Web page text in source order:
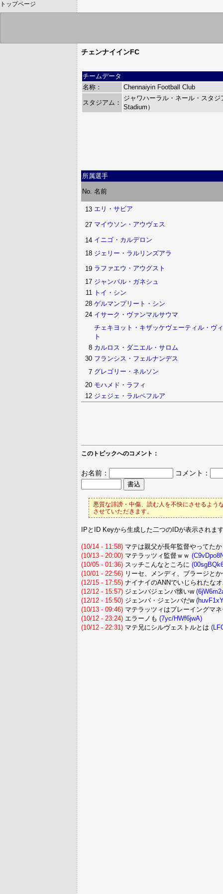
トップページ
チェンナイインFC
チームデータ
名称：
Chennaiyin Football Club
スタジアム：
ジャワハーラル・ネール・スタジ
Stadium）
所属選手
No. 名前
13 エリ・サビア
27 マイウソン・アウヴェス
14 イニゴ・カルデロン
18 ジェリー・ラルリンズアラ
19 ラファエウ・アウグスト
17 ジャンパル・ガネシュ
11 トイ・シン
28 ゲルマンプリート・シン
24 イサーク・ヴァンマルサウマ
チェキヨット・キザッケヴェーティル・ヴ
ト
8 カルロス・ダニエル・サロム
30 フランシス・フェルナンデス
7 グレゴリー・ネルソン
20 モハメド・ラフィ
12 ジェジェ・ラルペフルア
このトピックへのコメント：
お名前： コメント：
悪質な誹謗・中傷、読む人を不快にさせるよう
させていただきます。
IPとID Keyから生成した二つのIDが表示されま
(10/14 - 11:58) マテは親父が長年監督やってた
(10/13 - 20:00) マテラッツィ監督ｗｗ
(10/05 - 01:36) スッチこんなところに
(10/01 - 22:56) リーセ、メンディ、ブラージと
(12/15 - 17:55) ナイナイのANNでいじられたな
(12/12 - 15:57) ジェンバジェンバ懐いw
(12/12 - 15:50) ジェンバ・ジェンバだw
(10/13 - 09:46) マテラッツィはプレーイングマ
(10/12 - 23:24) エラーノも (7yc/HWf6jwA)
(10/12 - 22:31) マテ兄にシルヴェストルとは